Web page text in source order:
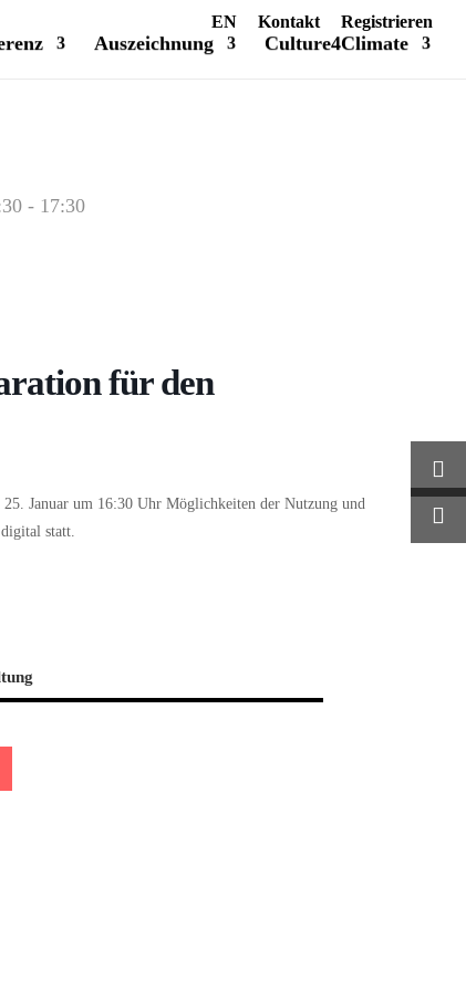
EN Kontakt Registrieren
Auszeichnung Culture4Climate
- 17:30
für den
Januar um 16:30 Uhr Möglichkeiten der Nutzung und
statt.